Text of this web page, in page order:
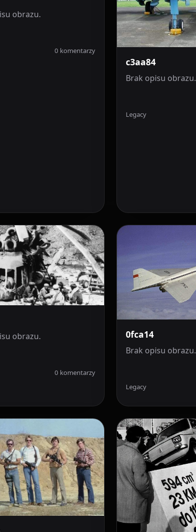
obrazu.
0 komentarzy
c3aa84
Brak opisu obrazu.
Legacy
obrazu.
0 komentarzy
0fca14
Brak opisu obrazu.
Legacy